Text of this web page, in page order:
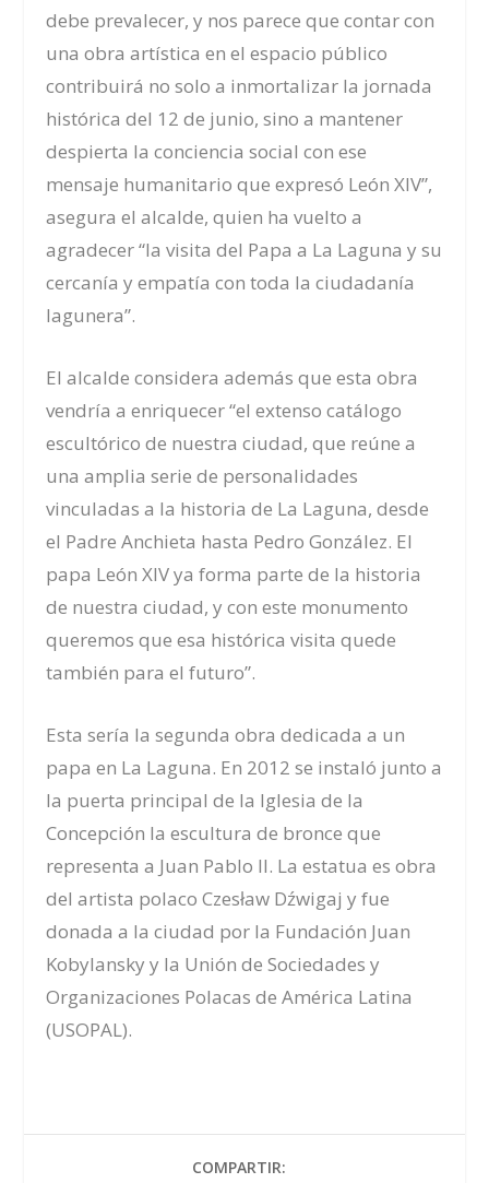
debe prevalecer, y nos parece que contar con
una obra artística en el espacio público
contribuirá no solo a inmortalizar la jornada
histórica del 12 de junio, sino a mantener
despierta la conciencia social con ese
mensaje humanitario que expresó León XIV”,
asegura el alcalde, quien ha vuelto a
agradecer “la visita del Papa a La Laguna y su
cercanía y empatía con toda la ciudadanía
lagunera”.
El alcalde considera además que esta obra
vendría a enriquecer “el extenso catálogo
escultórico de nuestra ciudad, que reúne a
una amplia serie de personalidades
vinculadas a la historia de La Laguna, desde
el Padre Anchieta hasta Pedro González. El
papa León XIV ya forma parte de la historia
de nuestra ciudad, y con este monumento
queremos que esa histórica visita quede
también para el futuro”.
Esta sería la segunda obra dedicada a un
papa en La Laguna. En 2012 se instaló junto a
la puerta principal de la Iglesia de la
Concepción la escultura de bronce que
representa a Juan Pablo II. La estatua es obra
del artista polaco Czesław Dźwigaj y fue
donada a la ciudad por la Fundación Juan
Kobylansky y la Unión de Sociedades y
Organizaciones Polacas de América Latina
(USOPAL).
COMPARTIR: